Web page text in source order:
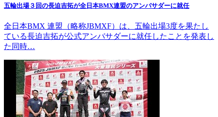
五輪出場３回の長迫吉拓が全日本BMX連盟のアンバサダーに就任
全日本BMX 連盟（略称JBMXF）は、五輪出場3度を果たし
ている長迫吉拓が公式アンバサダーに就任したことを発表し
た同時…